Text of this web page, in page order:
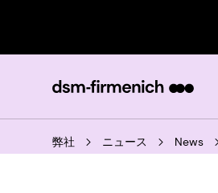
弊社 ニュース News